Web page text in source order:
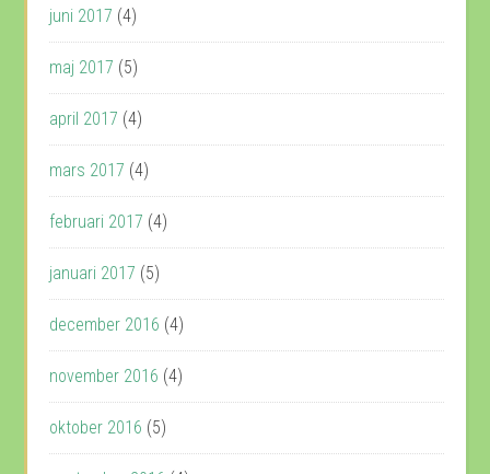
juni 2017 (4)
maj 2017 (5)
april 2017 (4)
mars 2017 (4)
februari 2017 (4)
januari 2017 (5)
december 2016 (4)
november 2016 (4)
oktober 2016 (5)